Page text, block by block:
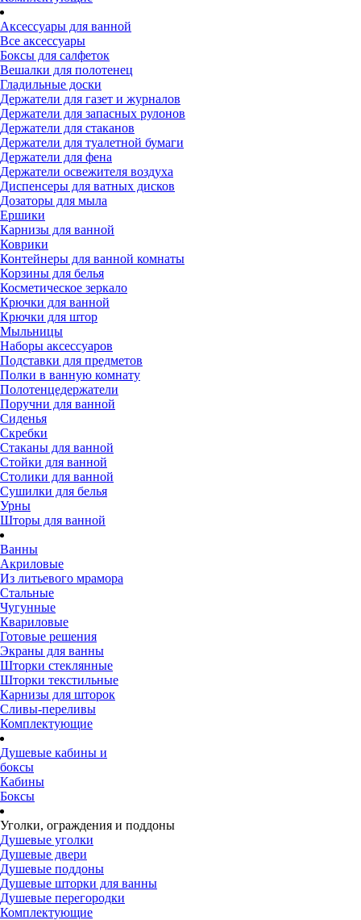
Аксессуары для ванной
Все аксессуары
Боксы для салфеток
Вешалки для полотенец
Гладильные доски
Держатели для газет и журналов
Держатели для запасных рулонов
Держатели для стаканов
Держатели для туалетной бумаги
Держатели для фена
Держатели освежителя воздуха
Диспенсеры для ватных дисков
Дозаторы для мыла
Ершики
Карнизы для ванной
Коврики
Контейнеры для ванной комнаты
Корзины для белья
Косметическое зеркало
Крючки для ванной
Крючки для штор
Мыльницы
Наборы аксессуаров
Подставки для предметов
Полки в ванную комнату
Полотенцедержатели
Поручни для ванной
Сиденья
Скребки
Стаканы для ванной
Стойки для ванной
Столики для ванной
Сушилки для белья
Урны
Шторы для ванной
Ванны
Акриловые
Из литьевого мрамора
Стальные
Чугунные
Квариловые
Готовые решения
Экраны для ванны
Шторки стеклянные
Шторки текстильные
Карнизы для шторок
Сливы-переливы
Комплектующие
Душевые кабины и
боксы
Кабины
Боксы
Уголки, ограждения и поддоны
Душевые уголки
Душевые двери
Душевые поддоны
Душевые шторки для ванны
Душевые перегородки
Комплектующие